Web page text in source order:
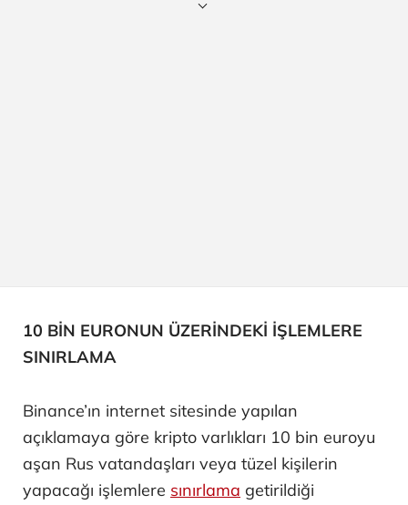
10 BİN EURONUN ÜZERİNDEKİ İŞLEMLERE
SINIRLAMA
Binance’ın internet sitesinde yapılan
açıklamaya göre kripto varlıkları 10 bin euroyu
aşan Rus vatandaşları veya tüzel kişilerin
yapacağı işlemlere sınırlama getirildiği